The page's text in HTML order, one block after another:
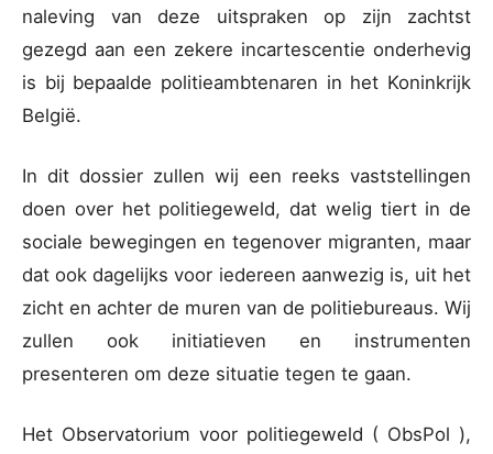
naleving van deze uitspraken op zijn zachtst
gezegd aan een zekere incartescentie onderhevig
is bij bepaalde politieambtenaren in het Koninkrijk
België.
In dit dossier zullen wij een reeks vaststellingen
doen over het politiegeweld, dat welig tiert in de
sociale bewegingen en tegenover migranten, maar
dat ook dagelijks voor iedereen aanwezig is, uit het
zicht en achter de muren van de politiebureaus. Wij
zullen ook initiatieven en instrumenten
presenteren om deze situatie tegen te gaan.
Het Observatorium voor politiegeweld ( ObsPol ),